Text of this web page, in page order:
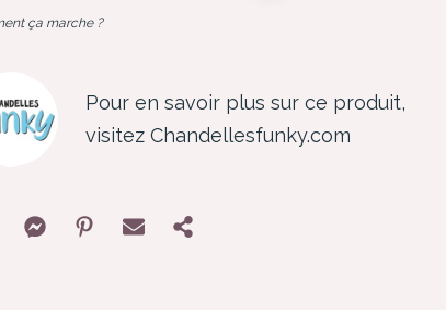
ça marche ?
Pour en savoir plus sur ce produit,
visitez Chandellesfunky.com